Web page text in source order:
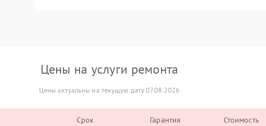
Цены на услуги ремонта
Цены актуальны на текущую дату 07.08.2026
Срок Гарантия Стоимость